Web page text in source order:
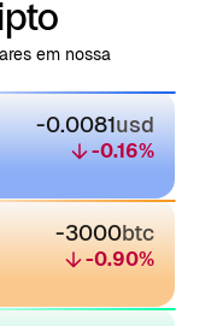
em nossa
-0.0081usd
-0.16%
-3000btc
-0.90%